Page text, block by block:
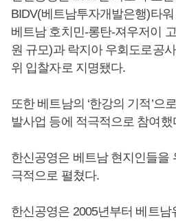
BIDV(베트남투자개발은행)타
베트남 호치민-롱탄-져우저이
원 규모)과 락지아 우회도로공
위 입찰자로 지명됐다.
또한 베트남의 ‘한강의 기적’으
발사업 등에 적극적으로 참여했
한신공영은 베트남 현지인들을
극적으로 펼쳤다.
한신공영은 2005년부터 베트